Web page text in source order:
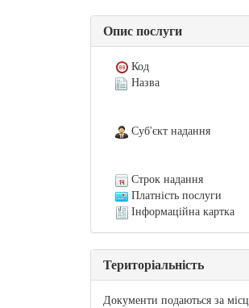
Опис послуги
Код
Назва
Суб'єкт надання
Строк надання
Платність послуги
Інформаційна картка
Територіальність
Документи подаються за